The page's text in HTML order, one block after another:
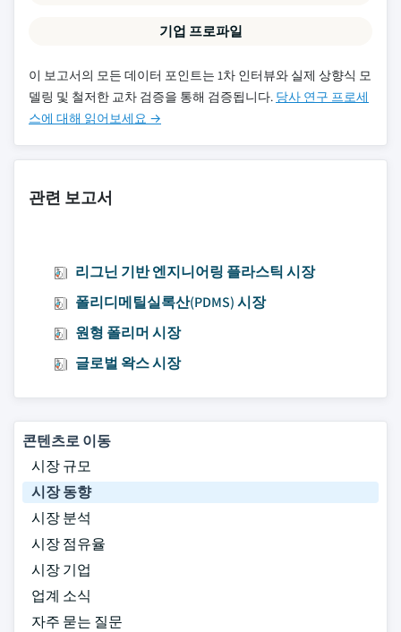
기업 프로파일
이 보고서의 모든 데이터 포인트는 1차 인터뷰와 실제 상향식 모
델링 및 철저한 교차 검증을 통해 검증됩니다. 당사 연구 프로세
스에 대해 읽어보세요 →
관련 보고서
리그닌 기반 엔지니어링 플라스틱 시장
폴리디메틸실록산(PDMS) 시장
원형 폴리머 시장
글로벌 왁스 시장
콘텐츠로 이동
시장 규모
시장 동향
시장 분석
시장 점유율
시장 기업
업계 소식
자주 묻는 질문